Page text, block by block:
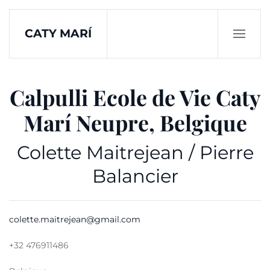
Skip to main content
CATY MARÍ
Calpulli Ecole de Vie Caty
Marí Neupre, Belgique
Colette Maitrejean / Pierre
Balancier
colette.maitrejean@gmail.com
+32 476911486